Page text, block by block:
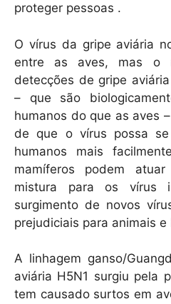
proteger pessoas .
O vírus da gripe aviária
entre as aves, mas o
detecções de gripe
– que são
humanos do que as aves
de que o vírus possa
humanos mais
mamíferos podem
mistura para os vírus
surgimento de novos
prejudiciais para animais e
A linhagem ganso/
aviária H5N1 surgiu pela
tem causado surtos em